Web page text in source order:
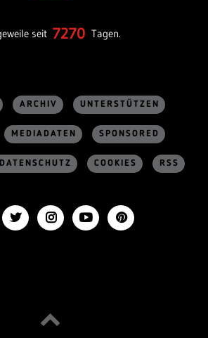
seit 7270 Tagen.
ARCHIV UNTERSTÜTZEN
MEDIADATEN SPONSORED
DATENSCHUTZ COOKIES RSS